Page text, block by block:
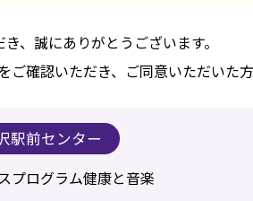
、誠にありがとうございます。
確認いただき、ご同意いただいた
駅前センター
プログラム健康と音楽